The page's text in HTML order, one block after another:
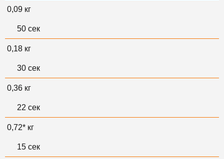
0,09 кг
50 сек
0,18 кг
30 сек
0,36 кг
22 сек
0,72* кг
15 сек